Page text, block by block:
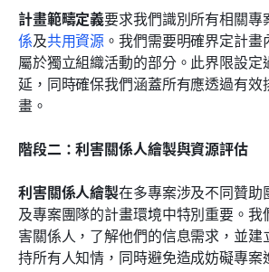
計畫範疇定義要求我們識別所有相關專
係及共用資源 。我們需要明確界定計
屬於獨立組織活動的部分。此界限設定
延，同時確保我們涵蓋所有應透過有效
畫。
階段二：利害關係人繪製與資源評估
利害關係人繪製在多專案涉及不同贊助
及專案團隊的計畫環境中特別重要。我
害關係人，了解他們的信息需求，並建
持所有人知情，同時避免造成妨礙專案